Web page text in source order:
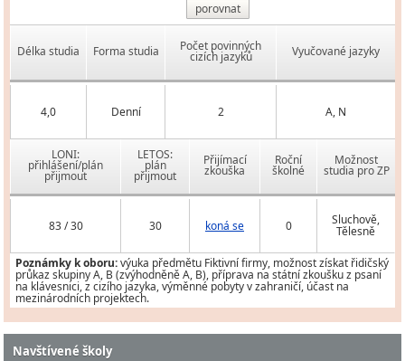
porovnat
Délka studia Forma studia Počet povinných
cizích jazyků Vyučované jazyky
4,0 Denní 2 A, N
LONI:
přihlášení/plán
přijmout
LETOS:
plán
přijmout
Přijímací
zkouška
Roční
školné
Možnost
studia pro ZP
83 / 30 30 koná se 0 Sluchově,
Tělesně
Poznámky k oboru:výuka předmětu Fiktivní firmy, možnost získat řidičský
průkaz skupiny A, B (zvýhodněně A, B), příprava na státní zkoušku z psaní
na klávesnici, z cizího jazyka, výměnné pobyty v zahraničí, účast na
mezinárodních projektech.
Navštívené školy